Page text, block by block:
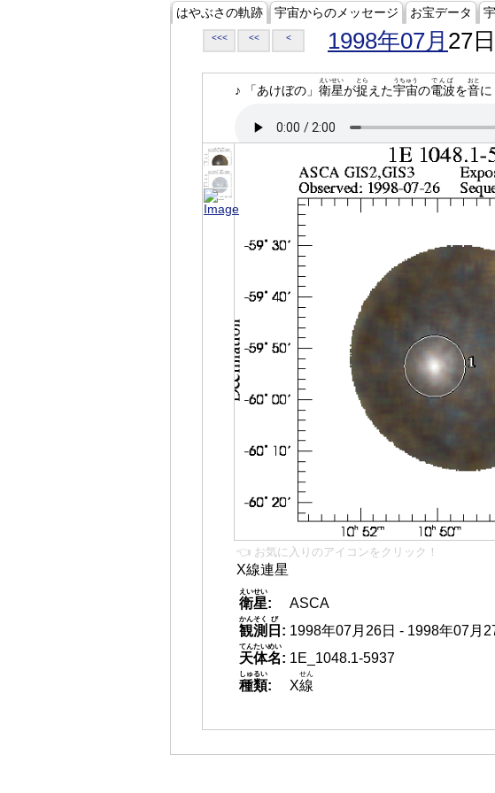
はやぶさの軌跡 宇宙からのメッセージ お宝データ
<<< << < 1998年07月 27日
♪ 「あけぼの」 衛星
えいせい
が捉
とら
えた宇宙
うちゅう
の電波
でんぱ
を音
おと
に
👈 お気に入りのアイコンをクリック！
X線連星
衛星
えいせい
:
ASCA
観測
かんそく
日
び
: 1998年07月26日 - 1998年07月
天体名
てんたいめい
: 1E_1048.1-5937
種類
しゅるい
: X線
せん